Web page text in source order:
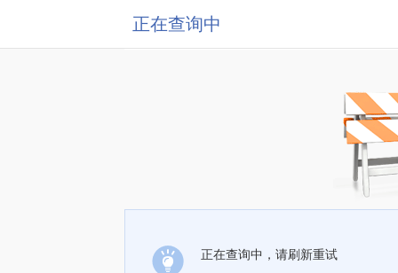
正在查询中
正在查询中，请刷新重试